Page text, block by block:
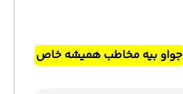
جواو بیه مخاطب همیشه خاص